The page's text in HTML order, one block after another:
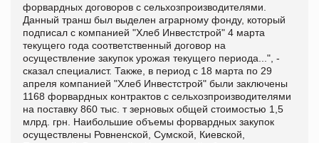
форвардных договоров с сельхозпроизводителями.
Данный транш был выделен аграрному фонду, который
подписал с компанией "Хлеб Инвестстрой" 4 марта
текущего года соответственный договор на
осуществление закупок урожая текущего периода...", -
сказал специалист. Также, в период с 18 марта по 29
апреля компанией "Хлеб Инвестстрой" были заключены
1168 форвардных контрактов с сельхозпроизводителями
на поставку 860 тыс. т зерновых общей стоимостью 1,5
млрд. грн. Наибольшие объемы форвардных закупок
осуществлены Ровненской, Сумской, Киевской,